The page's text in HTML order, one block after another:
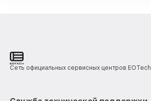
Сеть официальных сервисных центров EOTech